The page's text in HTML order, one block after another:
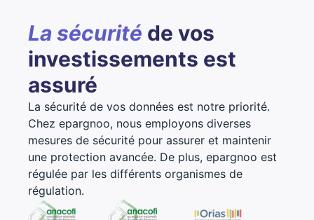
La sécurité de vos
investissements est
assuré
La sécurité de vos données est notre priorité.
Chez epargnoo, nous employons diverses
mesures de sécurité pour assurer et maintenir
une protection avancée. De plus, epargnoo est
régulée par les différents organismes de
régulation.